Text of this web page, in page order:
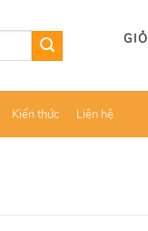
Kiến thức Liên hệ